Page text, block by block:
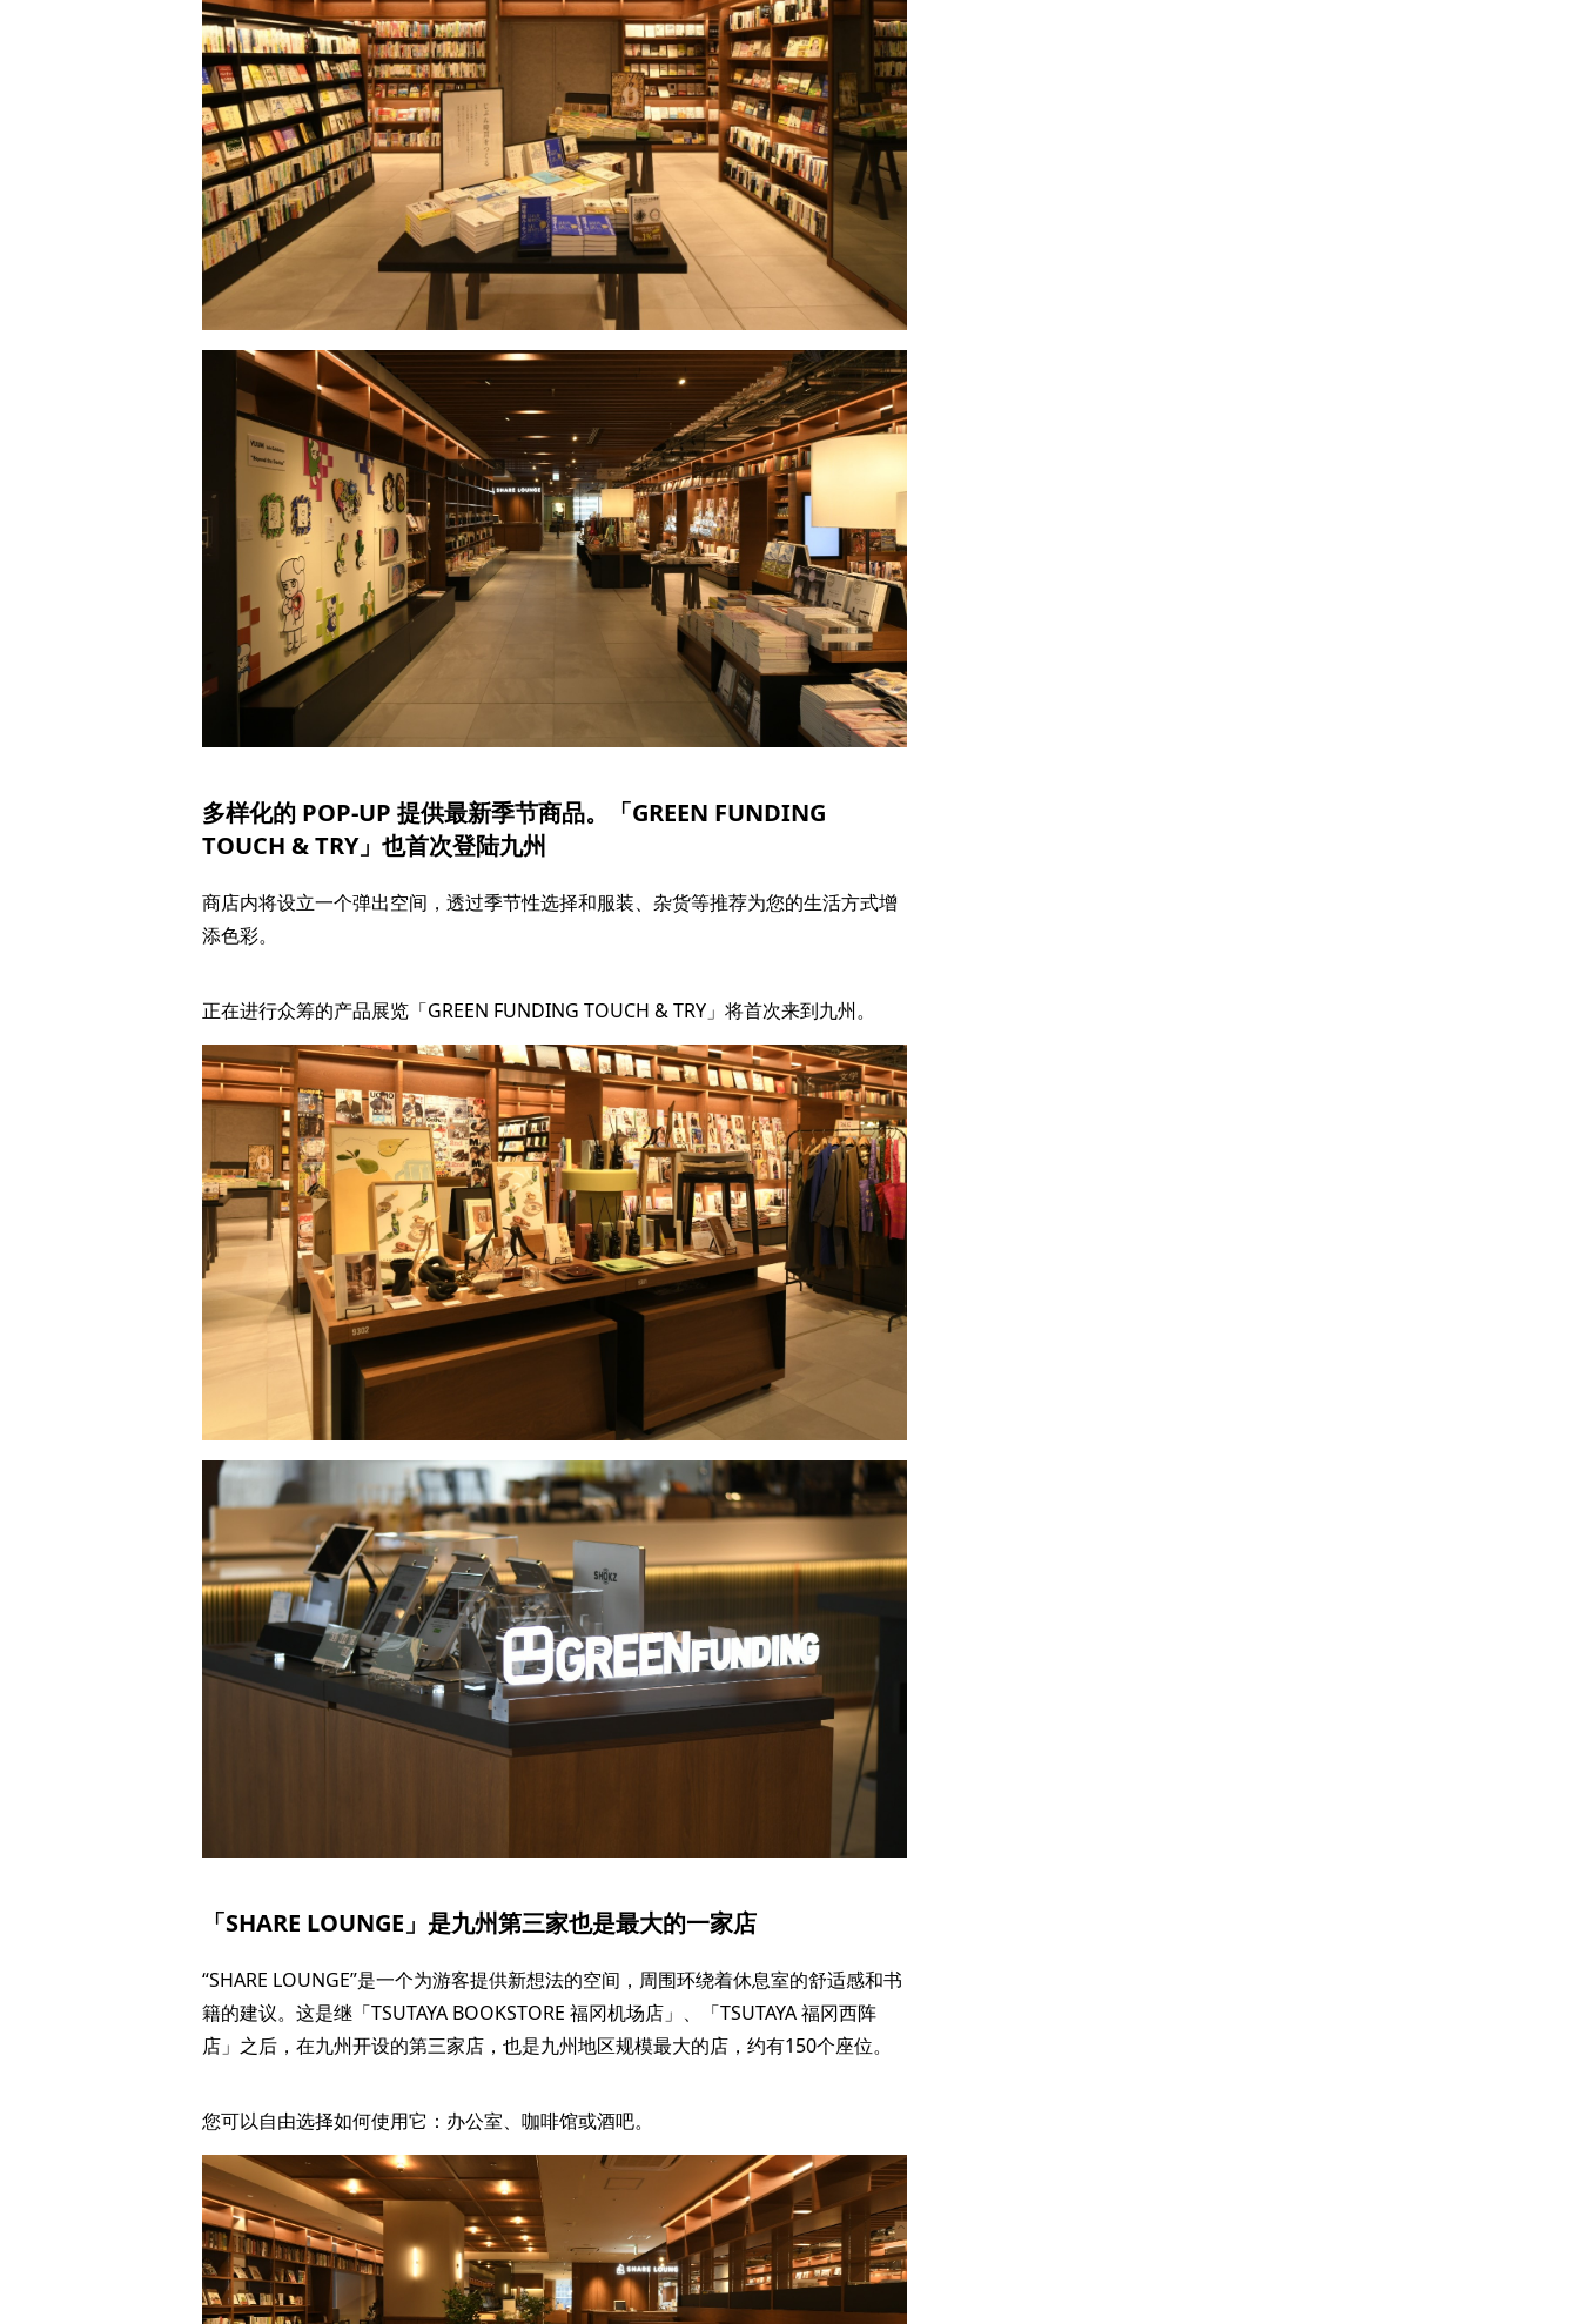
多样化的 POP-UP 提供最新季节商品。「GREEN FUNDING
TOUCH & TRY」也首次登陆九州
商店内将设立一个弹出空间，透过季节性选择和服装、杂货等推荐为您的生活方式增
添色彩。
正在进行众筹的产品展览「GREEN FUNDING TOUCH & TRY」将首次来到九州。
「SHARE LOUNGE」是九州第三家也是最大的一家店
“SHARE LOUNGE”是一个为游客提供新想法的空间，周围环绕着休息室的舒适感和书
籍的建议。这是继「TSUTAYA BOOKSTORE 福冈机场店」、「TSUTAYA 福冈西阵
店」之后，在九州开设的第三家店，也是九州地区规模最大的店，约有150个座位。
您可以自由选择如何使用它：办公室、咖啡馆或酒吧。